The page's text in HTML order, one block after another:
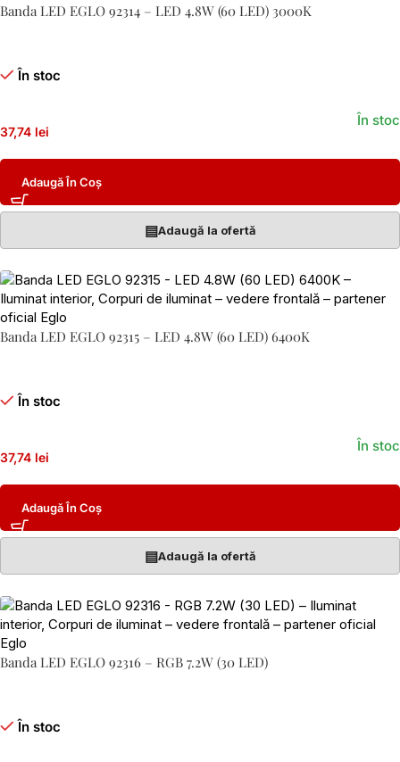
Banda LED EGLO 92314 – LED 4.8W (60 LED) 3000K
În stoc
37,74 lei
În stoc
Adaugă În Coș
▤Adaugă la ofertă
Banda LED EGLO 92315 – LED 4.8W (60 LED) 6400K
În stoc
37,74 lei
În stoc
Adaugă În Coș
▤Adaugă la ofertă
Banda LED EGLO 92316 – RGB 7.2W (30 LED)
În stoc